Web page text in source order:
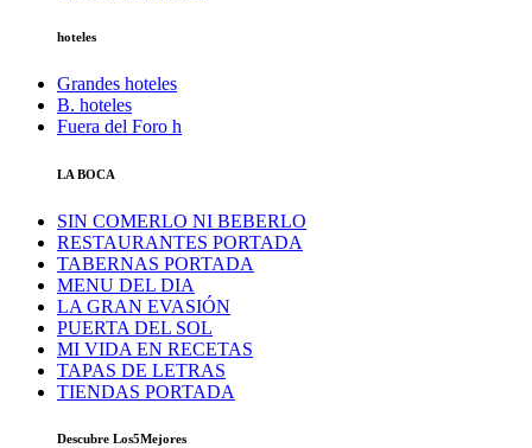
hoteles
Grandes hoteles
B. hoteles
Fuera del Foro h
LA BOCA
SIN COMERLO NI BEBERLO
RESTAURANTES PORTADA
TABERNAS PORTADA
MENU DEL DIA
LA GRAN EVASIÓN
PUERTA DEL SOL
MI VIDA EN RECETAS
TAPAS DE LETRAS
TIENDAS PORTADA
Descubre Los5Mejores